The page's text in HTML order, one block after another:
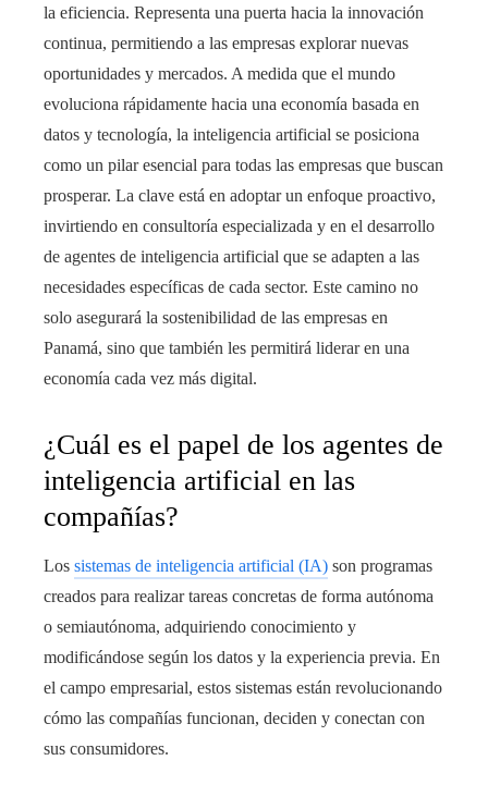
la eficiencia. Representa una puerta hacia la innovación
continua, permitiendo a las empresas explorar nuevas
oportunidades y mercados. A medida que el mundo
evoluciona rápidamente hacia una economía basada en
datos y tecnología, la inteligencia artificial se posiciona
como un pilar esencial para todas las empresas que buscan
prosperar. La clave está en adoptar un enfoque proactivo,
invirtiendo en consultoría especializada y en el desarrollo
de agentes de inteligencia artificial que se adapten a las
necesidades específicas de cada sector. Este camino no
solo asegurará la sostenibilidad de las empresas en
Panamá, sino que también les permitirá liderar en una
economía cada vez más digital.
¿Cuál es el papel de los agentes de
inteligencia artificial en las
compañías?
Los sistemas de inteligencia artificial (IA) son programas
creados para realizar tareas concretas de forma autónoma
o semiautónoma, adquiriendo conocimiento y
modificándose según los datos y la experiencia previa. En
el campo empresarial, estos sistemas están revolucionando
cómo las compañías funcionan, deciden y conectan con
sus consumidores.